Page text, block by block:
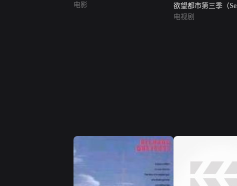
电影
欲望都市第三季（
City Season 3）
电视剧